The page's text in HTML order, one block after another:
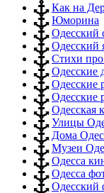
Как на
Юморина
Одесский
Одесский
Стихи
Одесские
Одесские
Одесские
Одесская
Улицы
Дома
Музеи
Одесса
Одесса
Одесский